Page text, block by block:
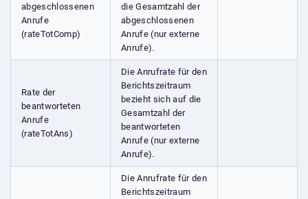
abgeschlossenen
Anrufe
(rateTotComp)
die Gesamtzahl der
abgeschlossenen
Anrufe (nur externe
Anrufe).
Rate der
beantworteten
Anrufe
(rateTotAns)
Die Anrufrate für den
Berichtszeitraum
bezieht sich auf die
Gesamtzahl der
beantworteten
Anrufe (nur externe
Anrufe).
Die Anrufrate für den
Berichtszeitraum